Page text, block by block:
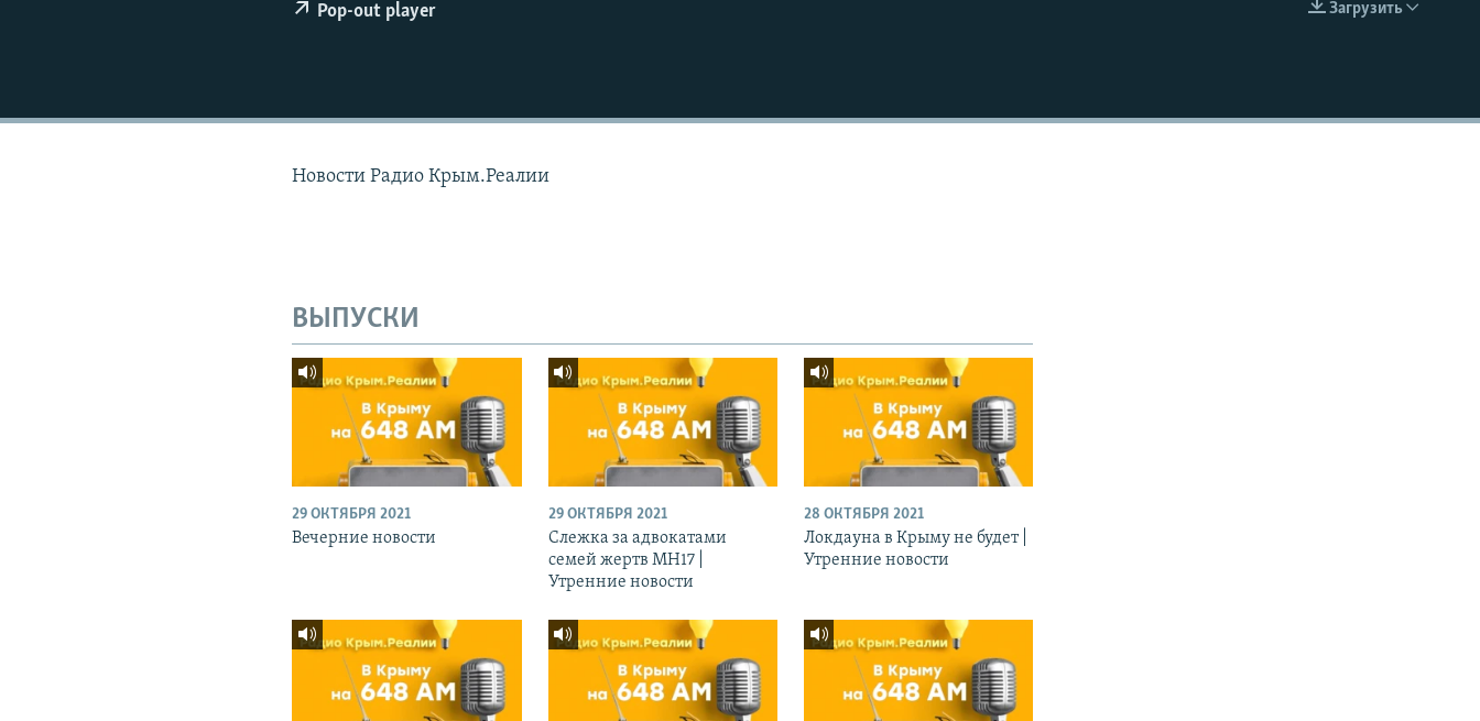
УКРАИНСКАЯ ПРОБЛЕМА КРЫМА
EMBED
Загрузить
Pop-out player
Новости Радио Крым.Реалии
ВЫПУСКИ
29 ОКТЯБРЯ 2021
Вечерние новости
29 ОКТЯБРЯ 2021
Слежка за адвокатами
семей жертв МН17 |
Утренние новости
28 ОКТЯБРЯ 2021
Локдауна в Крыму не будет |
Утренние новости